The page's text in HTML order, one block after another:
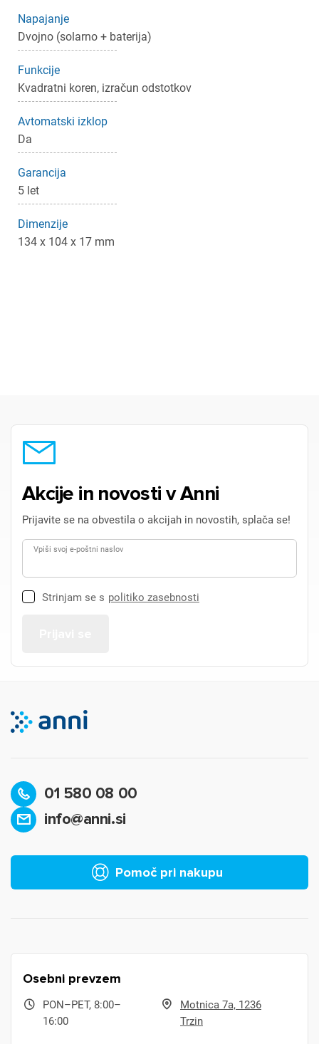
Napajanje
Dvojno (solarno + baterija)
Funkcije
Kvadratni koren, izračun odstotkov
Avtomatski izklop
Da
Garancija
5 let
Dimenzije
134 x 104 x 17 mm
Akcije in novosti v Anni
Prijavite se na obvestila o akcijah in novostih, splača se!
Vpiši svoj e-poštni naslov
Strinjam se s politiko zasebnosti
01 580 08 00
info@anni.si
Pomoč pri nakupu
Osebni prevzem
PON–PET, 8:00–
16:00
Motnica 7a, 1236
Trzin
Prijava
Za dodajanje na seznam želja morate biti prijavljeni.